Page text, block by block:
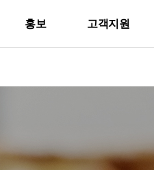
홍보 고객지원